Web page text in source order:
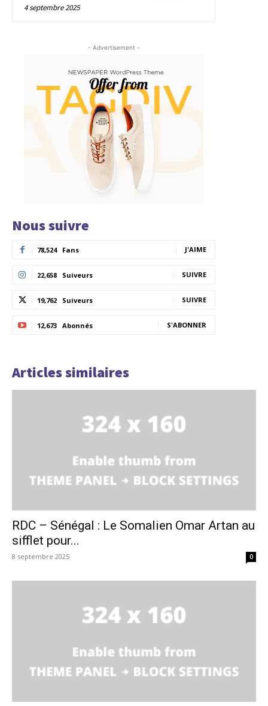
4 septembre 2025
- Advertisement -
Nous suivre
78,524 Fans J'AIME
22,658 Suiveurs SUIVRE
19,762 Suiveurs SUIVRE
12,673 Abonnés S'ABONNER
Articles similaires
RDC – Sénégal : Le Somalien Omar Artan au
sifflet pour...
8 septembre 2025 0